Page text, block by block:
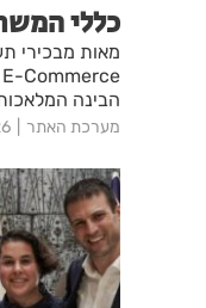
כללי
מאות מבכירי
הבינה
הצריכה
מערכת האתר